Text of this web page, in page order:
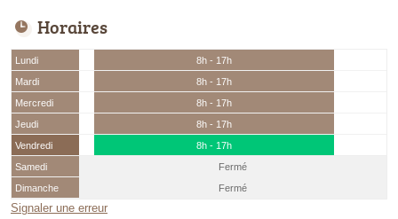
Horaires
Lundi
8h - 17h
Mardi
8h - 17h
Mercredi
8h - 17h
Jeudi
8h - 17h
Vendredi
8h - 17h
Samedi
Fermé
Dimanche
Fermé
Signaler une erreur